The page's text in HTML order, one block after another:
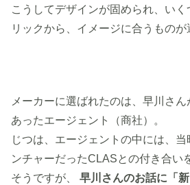
こうしてデザインが固められ、い
リックから、イメージに合うものが
メーカーに選ばれたのは、早川さ
あったエージェント（商社）。
じつは、エージェントの中には、
ンチャーだったCLASとの付き合い
そうですが、 早川さんのお話に「